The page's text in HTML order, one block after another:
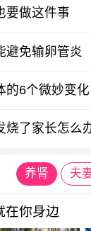
要做这件事
避免输卵管炎
的6个微妙变化
烧了家长怎么
养肾 夫
在你身边